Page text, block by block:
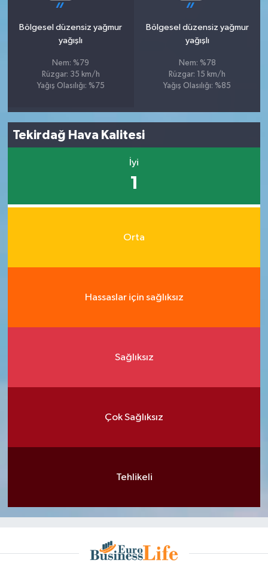
Bölgesel düzensiz yağmur
yağışlı
Nem: %79
Rüzgar: 35 km/h
Yağış Olasılığı: %75
Bölgesel düzensiz yağmur
yağışlı
Nem: %78
Rüzgar: 15 km/h
Yağış Olasılığı: %85
Tekirdağ Hava Kalitesi
İyi
1
Orta
Hassaslar için sağlıksız
Sağlıksız
Çok Sağlıksız
Tehlikeli